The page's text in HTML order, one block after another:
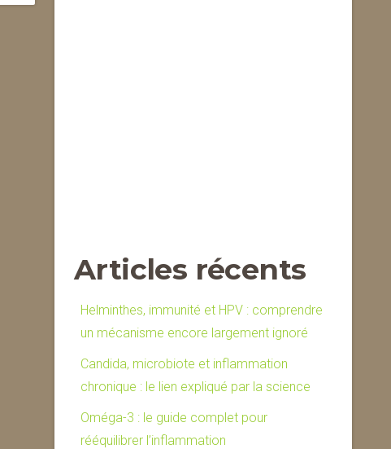
Articles récents
Helminthes, immunité et HPV : comprendre
un mécanisme encore largement ignoré
Candida, microbiote et inflammation
chronique : le lien expliqué par la science
Oméga-3 : le guide complet pour
rééquilibrer l’inflammation